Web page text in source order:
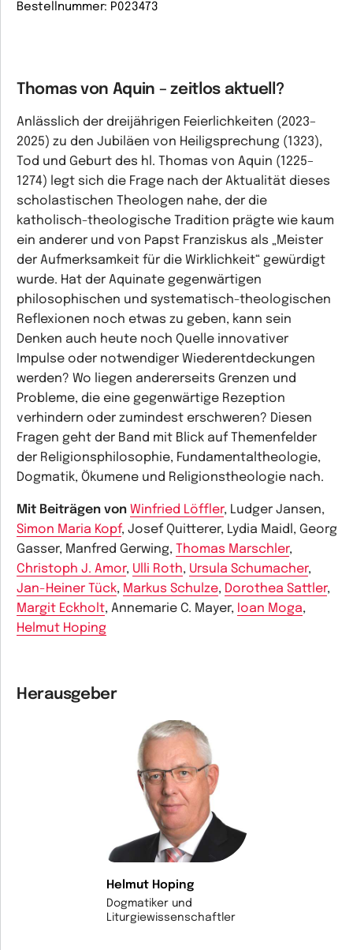
Bestellnummer: P023473
Thomas von Aquin – zeitlos aktuell?
Anlässlich der dreijährigen Feierlichkeiten (2023–
2025) zu den Jubiläen von Heiligsprechung (1323),
Tod und Geburt des hl. Thomas von Aquin (1225–
1274) legt sich die Frage nach der Aktualität dieses
scholastischen Theologen nahe, der die
katholisch-theologische Tradition prägte wie kaum
ein anderer und von Papst Franziskus als „Meister
der Aufmerksamkeit für die Wirklichkeit“ gewürdigt
wurde. Hat der Aquinate gegenwärtigen
philosophischen und systematisch-theologischen
Reflexionen noch etwas zu geben, kann sein
Denken auch heute noch Quelle innovativer
Impulse oder notwendiger Wiederentdeckungen
werden? Wo liegen andererseits Grenzen und
Probleme, die eine gegenwärtige Rezeption
verhindern oder zumindest erschweren? Diesen
Fragen geht der Band mit Blick auf Themenfelder
der Religionsphilosophie, Fundamentaltheologie,
Dogmatik, Ökumene und Religionstheologie nach.
Mit Beiträgen von Winfried Löffler, Ludger Jansen,
Simon Maria Kopf, Josef Quitterer, Lydia Maidl, Georg
Gasser, Manfred Gerwing, Thomas Marschler,
Christoph J. Amor, Ulli Roth, Ursula Schumacher,
Jan-Heiner Tück, Markus Schulze, Dorothea Sattler,
Margit Eckholt, Annemarie C. Mayer, Ioan Moga,
Helmut Hoping
Herausgeber
Helmut Hoping
Dogmatiker und
Liturgiewissenschaftler